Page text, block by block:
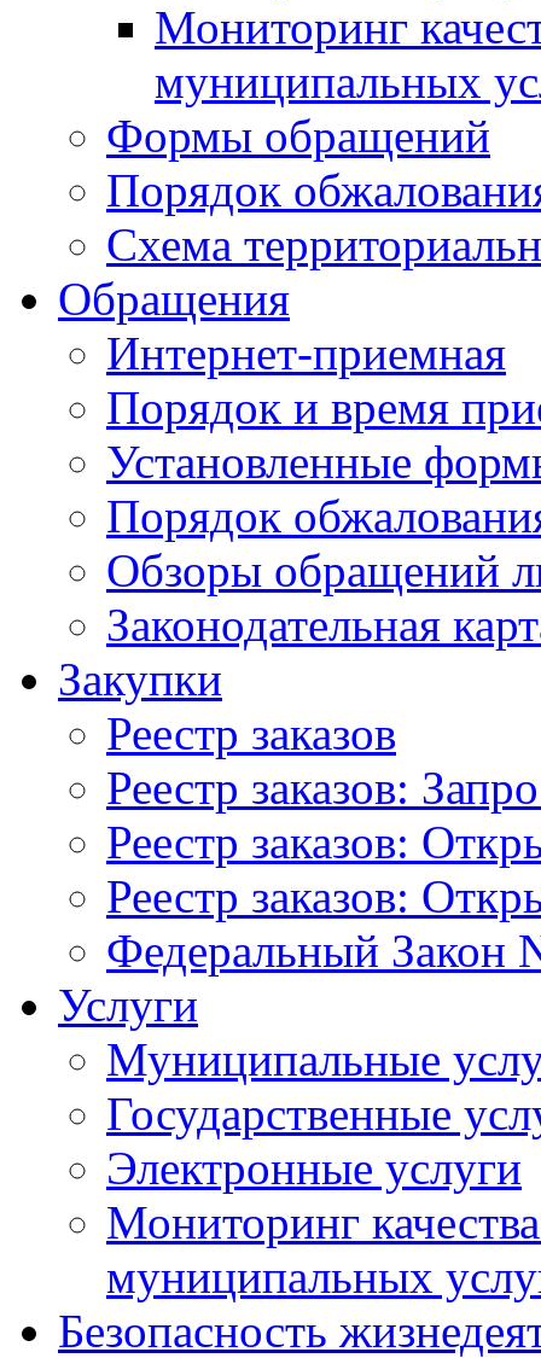
Мониторинг
муниципальных
Формы обращений
Порядок
Схема
Обращения
Интернет-приемная
Порядок и время
Установленные
Порядок
Обзоры обращений
Законодательная
Закупки
Реестр заказов
Реестр заказов:
Реестр заказов:
Реестр заказов:
Федеральный Закон
Услуги
Муниципальные
Государственные
Электронные услуги
Мониторинг
муниципальных
Безопасность